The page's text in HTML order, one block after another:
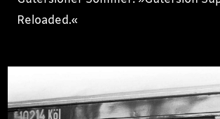
Reloaded.«